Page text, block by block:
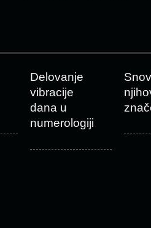
Delovanje
vibracije
dana u
numerologiji